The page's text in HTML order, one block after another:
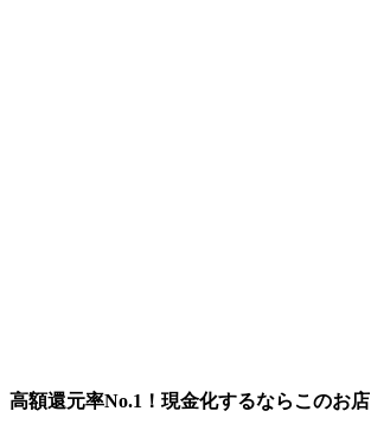
高額還元率No.1！現金化するならこのお店